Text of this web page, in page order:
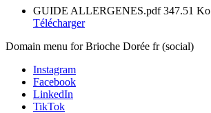
GUIDE ALLERGENES.pdf 347.51 Ko
Télécharger
Domain menu for Brioche Dorée fr (social)
Instagram
Facebook
LinkedIn
TikTok